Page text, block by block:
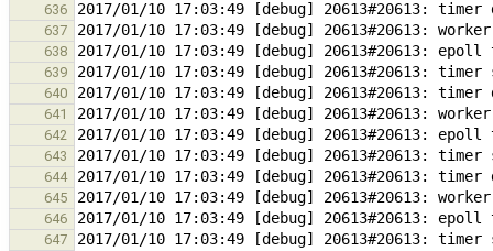
636
637
638
639
640
641
642
643
644
645
646
647